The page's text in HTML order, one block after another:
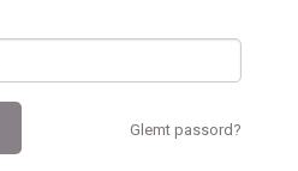
Glemt passord?